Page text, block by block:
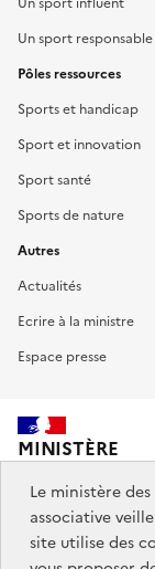
Un sport responsable
Pôles ressources
Sports et handicap
Sport et innovation
Sport santé
Sports de nature
Autres
Actualités
Ecrire à la ministre
Espace presse
MINISTÈRE
DES SPORTS,
DE LA
ET DE LA VIE
Le ministère
associative
site utilise des